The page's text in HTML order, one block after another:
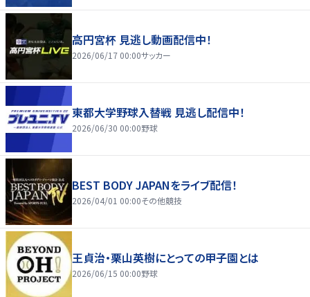
高円宮杯 見逃し動画配信中！
2026/06/17 00:00サッカー
東都大学野球入替戦 見逃し配信中！
2026/06/30 00:00野球
BEST BODY JAPANをライブ配信！
2026/04/01 00:00その他競技
王貞治・栗山英樹にとっての甲子園とは
2026/06/15 00:00野球